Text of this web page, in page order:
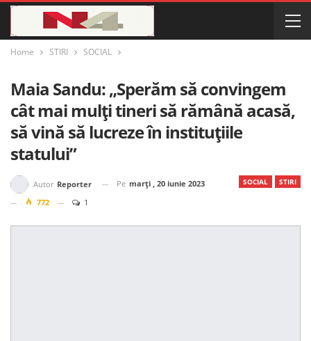
Home STIRI SOCIAL
Maia Sandu: „Sperăm să convingem
cât mai mulți tineri să rămână acasă,
să vină să lucreze în instituțiile
statului”
SOCIAL STIRI
Autor Reporter Pe marți , 20 iunie 2023
772
1